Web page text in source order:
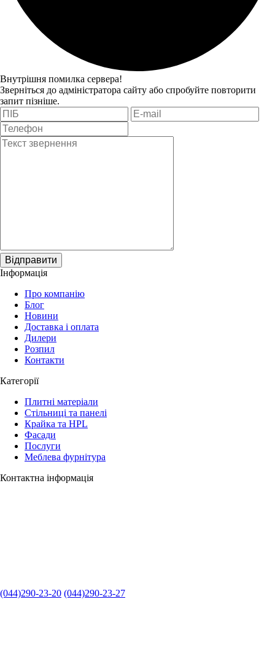
Внутрішня помилка сервера!
Зверніться до адміністратора сайту або спробуйте повторити
запит пізніше.
Відправити
Інформація
Про компанію
Блог
Новини
Доставка і оплата
Дилери
Розпил
Контакти
Категорії
Плитні матеріали
Стільниці та панелі
Крайка та HPL
Фасади
Послуги
Меблева фурнітура
Контактна інформація
(044)290-23-20 (044)290-23-27